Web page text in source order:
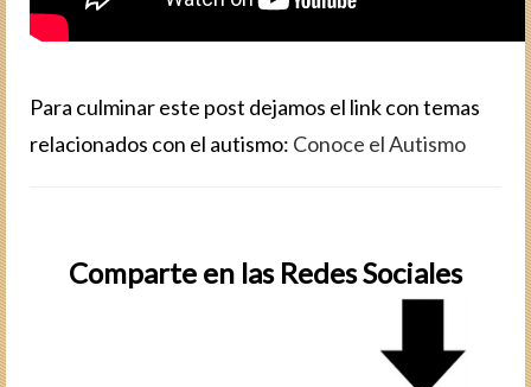
Para culminar este post dejamos el link con temas
relacionados con el autismo: Conoce el Autismo
Comparte en las Redes Sociales